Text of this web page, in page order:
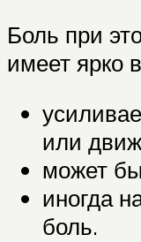
Боль при
имеет ярко
или
может
иногда
боль.